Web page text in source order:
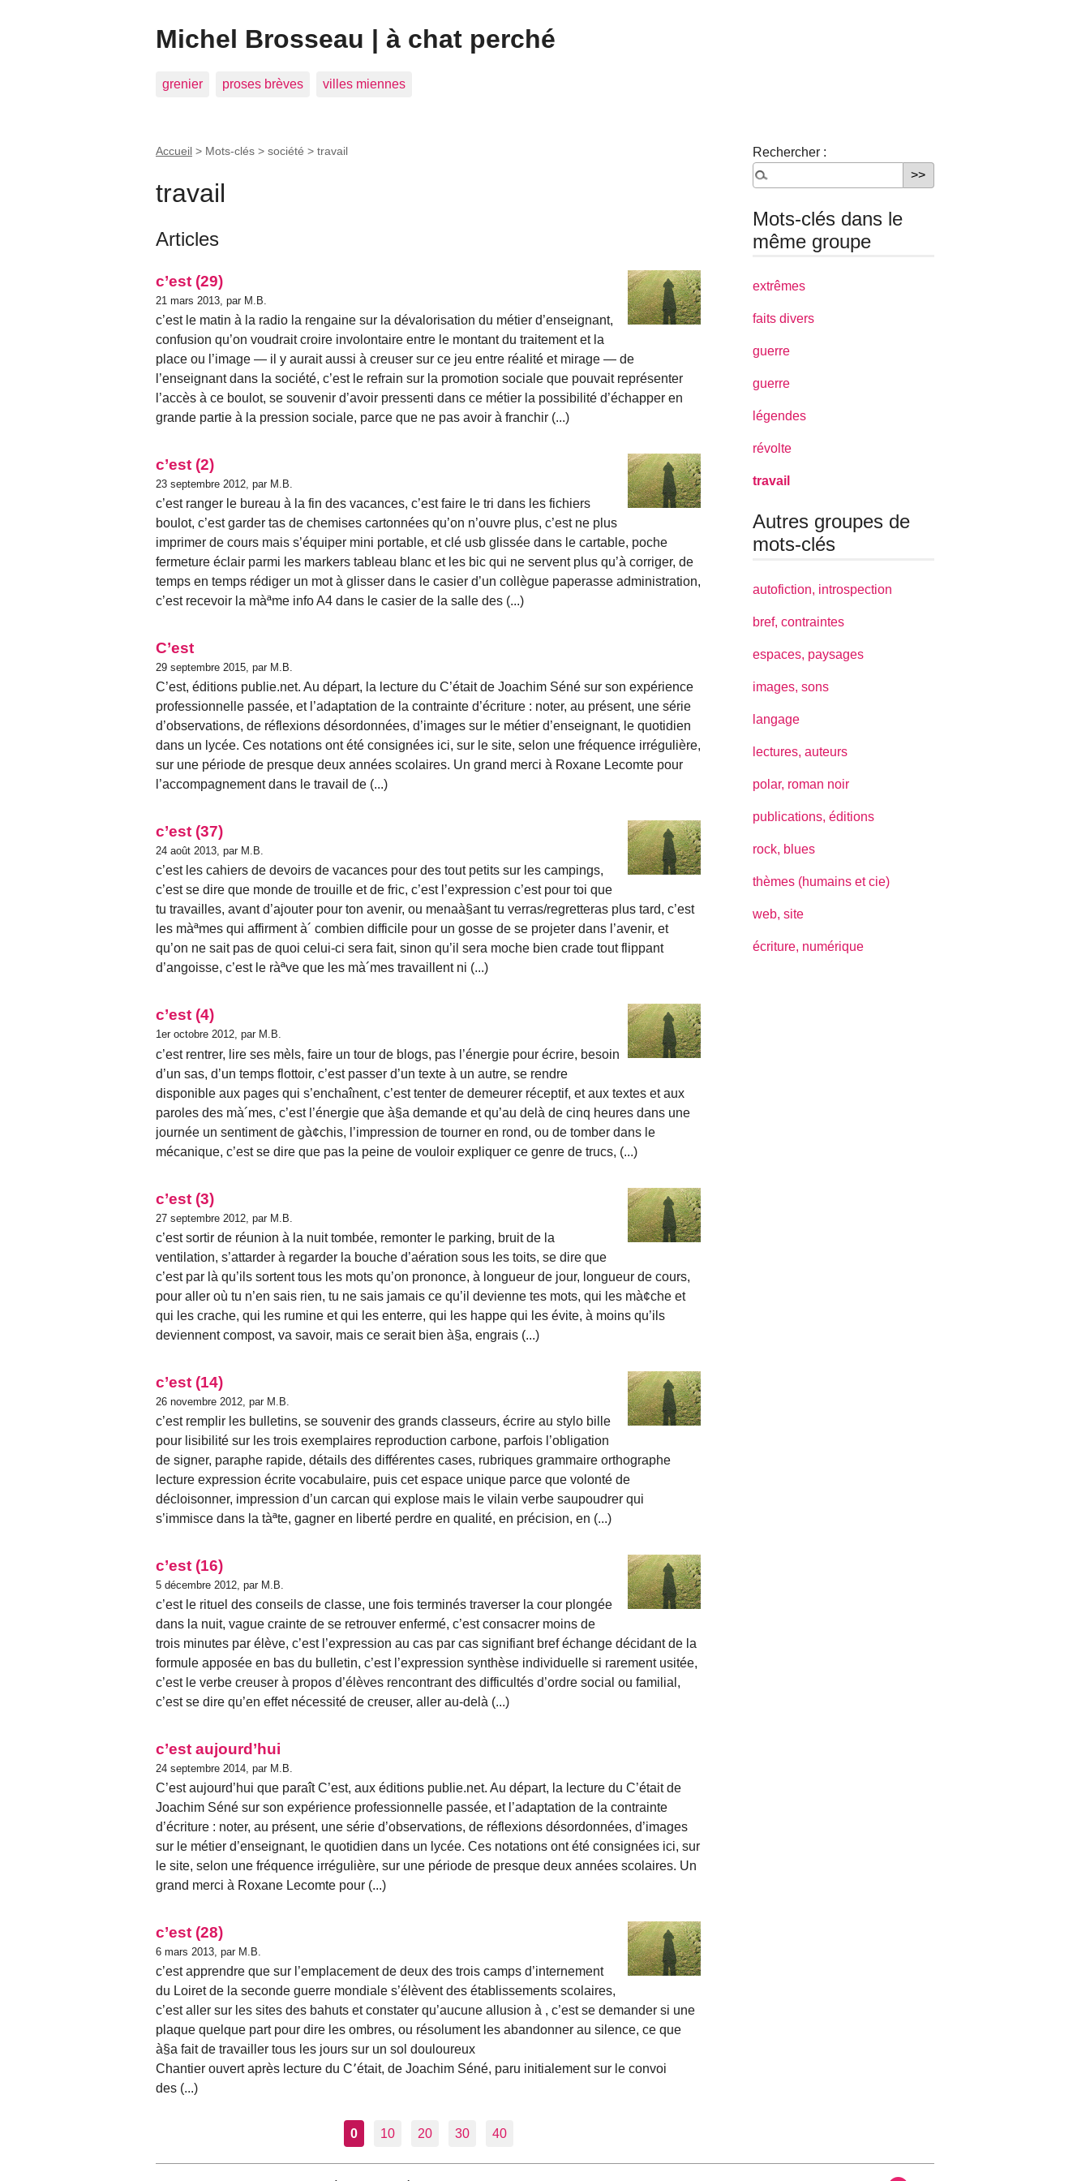
Michel Brosseau | à chat perché
grenier proses brèves villes miennes
Accueil > Mots-clés > société > travail
travail
Articles
c’est (29)
21 mars 2013, par M.B.
c’est le matin à la radio la rengaine sur la dévalorisation du métier d’enseignant,
confusion qu’on voudrait croire involontaire entre le montant du traitement et la
place ou l’image — il y aurait aussi à creuser sur ce jeu entre réalité et mirage — de
l’enseignant dans la société, c’est le refrain sur la promotion sociale que pouvait représenter
l’accès à ce boulot, se souvenir d’avoir pressenti dans ce métier la possibilité d’échapper en
grande partie à la pression sociale, parce que ne pas avoir à franchir (...)
c’est (2)
23 septembre 2012, par M.B.
c’est ranger le bureau à la fin des vacances, c’est faire le tri dans les fichiers
boulot, c’est garder tas de chemises cartonnées qu’on n’ouvre plus, c’est ne plus
imprimer de cours mais s’équiper mini portable, et clé usb glissée dans le cartable, poche
fermeture éclair parmi les markers tableau blanc et les bic qui ne servent plus qu’à corriger, de
temps en temps rédiger un mot à glisser dans le casier d’un collègue paperasse administration,
c’est recevoir la màªme info A4 dans le casier de la salle des (...)
C’est
29 septembre 2015, par M.B.
C’est, éditions publie.net. Au départ, la lecture du C’était de Joachim Séné sur son expérience
professionnelle passée, et l’adaptation de la contrainte d’écriture : noter, au présent, une série
d’observations, de réflexions désordonnées, d’images sur le métier d’enseignant, le quotidien
dans un lycée. Ces notations ont été consignées ici, sur le site, selon une fréquence irrégulière,
sur une période de presque deux années scolaires. Un grand merci à Roxane Lecomte pour
l’accompagnement dans le travail de (...)
c’est (37)
24 août 2013, par M.B.
c’est les cahiers de devoirs de vacances pour des tout petits sur les campings,
c’est se dire que monde de trouille et de fric, c’est l’expression c’est pour toi que
tu travailles, avant d’ajouter pour ton avenir, ou menaà§ant tu verras/regretteras plus tard, c’est
les màªmes qui affirment à´ combien difficile pour un gosse de se projeter dans l’avenir, et
qu’on ne sait pas de quoi celui-ci sera fait, sinon qu’il sera moche bien crade tout flippant
d’angoisse, c’est le ràªve que les mà´mes travaillent ni (...)
c’est (4)
1er octobre 2012, par M.B.
c’est rentrer, lire ses mèls, faire un tour de blogs, pas l’énergie pour écrire, besoin
d’un sas, d’un temps flottoir, c’est passer d’un texte à un autre, se rendre
disponible aux pages qui s’enchaînent, c’est tenter de demeurer réceptif, et aux textes et aux
paroles des mà´mes, c’est l’énergie que à§a demande et qu’au delà de cinq heures dans une
journée un sentiment de gà¢chis, l’impression de tourner en rond, ou de tomber dans le
mécanique, c’est se dire que pas la peine de vouloir expliquer ce genre de trucs, (...)
c’est (3)
27 septembre 2012, par M.B.
c’est sortir de réunion à la nuit tombée, remonter le parking, bruit de la
ventilation, s’attarder à regarder la bouche d’aération sous les toits, se dire que
c’est par là qu’ils sortent tous les mots qu’on prononce, à longueur de jour, longueur de cours,
pour aller où tu n’en sais rien, tu ne sais jamais ce qu’il devienne tes mots, qui les mà¢che et
qui les crache, qui les rumine et qui les enterre, qui les happe qui les évite, à moins qu’ils
deviennent compost, va savoir, mais ce serait bien à§a, engrais (...)
c’est (14)
26 novembre 2012, par M.B.
c’est remplir les bulletins, se souvenir des grands classeurs, écrire au stylo bille
pour lisibilité sur les trois exemplaires reproduction carbone, parfois l’obligation
de signer, paraphe rapide, détails des différentes cases, rubriques grammaire orthographe
lecture expression écrite vocabulaire, puis cet espace unique parce que volonté de
décloisonner, impression d’un carcan qui explose mais le vilain verbe saupoudrer qui
s’immisce dans la tàªte, gagner en liberté perdre en qualité, en précision, en (...)
c’est (16)
5 décembre 2012, par M.B.
c’est le rituel des conseils de classe, une fois terminés traverser la cour plongée
dans la nuit, vague crainte de se retrouver enfermé, c’est consacrer moins de
trois minutes par élève, c’est l’expression au cas par cas signifiant bref échange décidant de la
formule apposée en bas du bulletin, c’est l’expression synthèse individuelle si rarement usitée,
c’est le verbe creuser à propos d’élèves rencontrant des difficultés d’ordre social ou familial,
c’est se dire qu’en effet nécessité de creuser, aller au-delà (...)
c’est aujourd’hui
24 septembre 2014, par M.B.
C’est aujourd’hui que paraît C’est, aux éditions publie.net. Au départ, la lecture du C’était de
Joachim Séné sur son expérience professionnelle passée, et l’adaptation de la contrainte
d’écriture : noter, au présent, une série d’observations, de réflexions désordonnées, d’images
sur le métier d’enseignant, le quotidien dans un lycée. Ces notations ont été consignées ici, sur
le site, selon une fréquence irrégulière, sur une période de presque deux années scolaires. Un
grand merci à Roxane Lecomte pour (...)
c’est (28)
6 mars 2013, par M.B.
c’est apprendre que sur l’emplacement de deux des trois camps d’internement
du Loiret de la seconde guerre mondiale s’élèvent des établissements scolaires,
c’est aller sur les sites des bahuts et constater qu’aucune allusion à , c’est se demander si une
plaque quelque part pour dire les ombres, ou résolument les abandonner au silence, ce que
à§a fait de travailler tous les jours sur un sol douloureux
Chantier ouvert après lecture du C՚était, de Joachim Séné, paru initialement sur le convoi
des (...)
0 10 20 30 40
Rechercher :
Mots-clés dans le
même groupe
extrêmes
faits divers
guerre
guerre
légendes
révolte
travail
Autres groupes de
mots-clés
autofiction, introspection
bref, contraintes
espaces, paysages
images, sons
langage
lectures, auteurs
polar, roman noir
publications, éditions
rock, blues
thèmes (humains et cie)
web, site
écriture, numérique